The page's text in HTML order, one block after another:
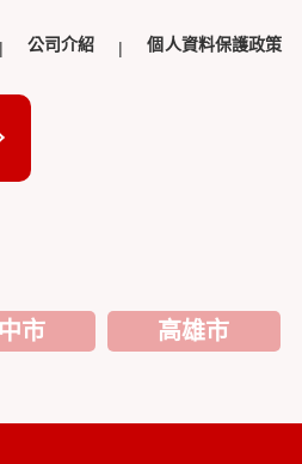
公司介紹 個人資料保護政策
市 高雄市